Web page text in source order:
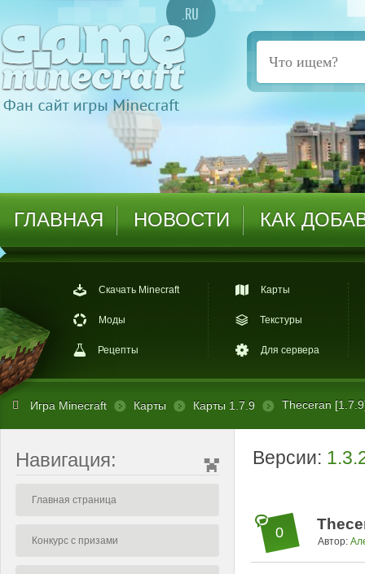
ГЛАВНАЯ НОВОСТИ КАК
Скачать Minecraft
Моды
Рецепты
Карты
Текстуры
Для сервера
Игра Minecraft Карты Карты 1.7.9 Theceran
Навигация:
Главная страница
Конкурс с призами
Версии:
0
Автор: